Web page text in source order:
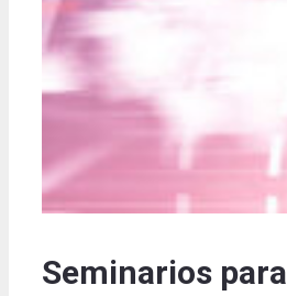
Seminarios para